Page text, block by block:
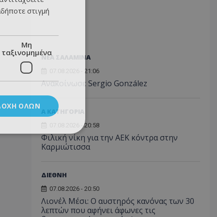
ΝΕΑ ΣΑΛΑΜΙΝΑ
07.08.2026 - 21:06
Ανακοίνωσε Sergio González
Α ΚΑΤΗΓΟΡΙΑ
07.08.2026 - 20:58
Φιλική νίκη για την ΑΕΚ κόντρα στην
Καρμιώτισσα
ΔΙΕΘΝΗ
07.08.2026 - 20:50
Λιονέλ Μέσι: Ο αυστηρός κανόνας των 30
λεπτών που αφήνει άφωνες τις
στιγμή
Μη
ταξινομημένα
ΌΛΩΝ